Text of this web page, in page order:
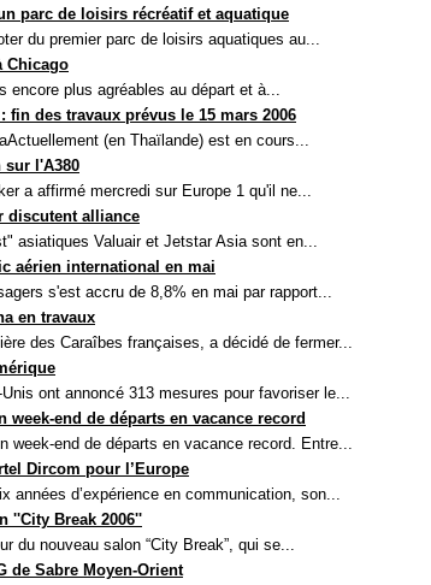
parc de loisirs récréatif et aquatique
du premier parc de loisirs aquatiques au...
Chicago
encore plus agréables au départ et à...
fin des travaux prévus le 15 mars 2006
(en Thaïlande) est en cours...
sur l'A380
a affirmé mercredi sur Europe 1 qu'il ne...
discutent alliance
asiatiques Valuair et Jetstar Asia sont en...
aérien international en mai
s'est accru de 8,8% en mai par rapport...
en travaux
des Caraîbes françaises, a décidé de fermer...
ont annoncé 313 mesures pour favoriser le...
week-end de départs en vacance record
week-end de départs en vacance record. Entre...
Dircom pour l’Europe
années d’expérience en communication, son...
''City Break 2006''
du nouveau salon “City Break”, qui se...
de Sabre Moyen-Orient